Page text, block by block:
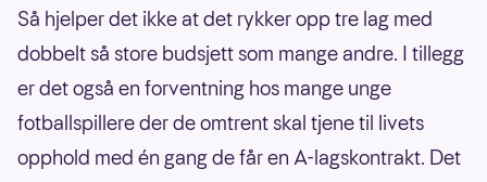
Så hjelper det ikke at det rykker opp tre lag med
dobbelt så store budsjett som mange andre. I tillegg
er det også en forventning hos mange unge
fotballspillere der de omtrent skal tjene til livets
opphold med én gang de får en A-lagskontrakt. Det